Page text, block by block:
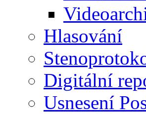
Hlasování
Digitální
Usnesení